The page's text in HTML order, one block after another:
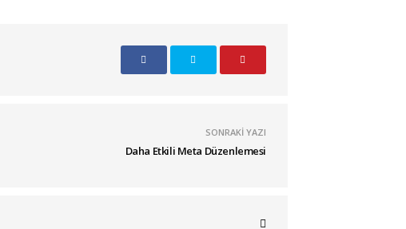
SONRAKI YAZI
Daha Etkili Meta Düzenlemesi